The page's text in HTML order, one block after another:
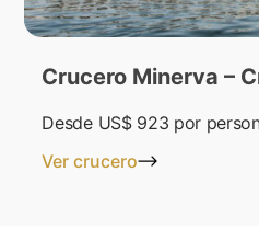
Crucero Minerva –
Desde US$ 923 por
Ver crucero